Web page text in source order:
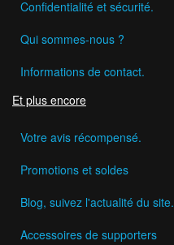
Confidentialité et sécurité.
Qui sommes-nous ?
Informations de contact.
Et plus encore
Votre avis récompensé.
Promotions et soldes
Blog, suivez l'actualité du site.
Accessoires de supporters